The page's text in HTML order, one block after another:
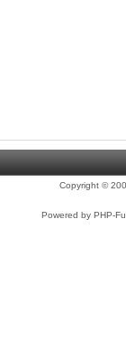
Copyright ©
Powered by PHP-